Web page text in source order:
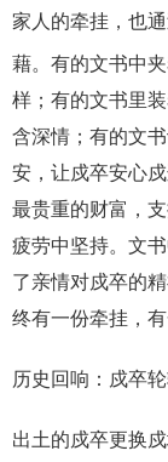
家人的牵挂，也
藉。有的文书中
样；有的文书里
含深情；有的文
安，让戍卒安心
最贵重的财富，
疲劳中坚持。文
了亲情对戍卒的
终有一份牵挂，有
历史回响：戍卒
出土的戍卒更换